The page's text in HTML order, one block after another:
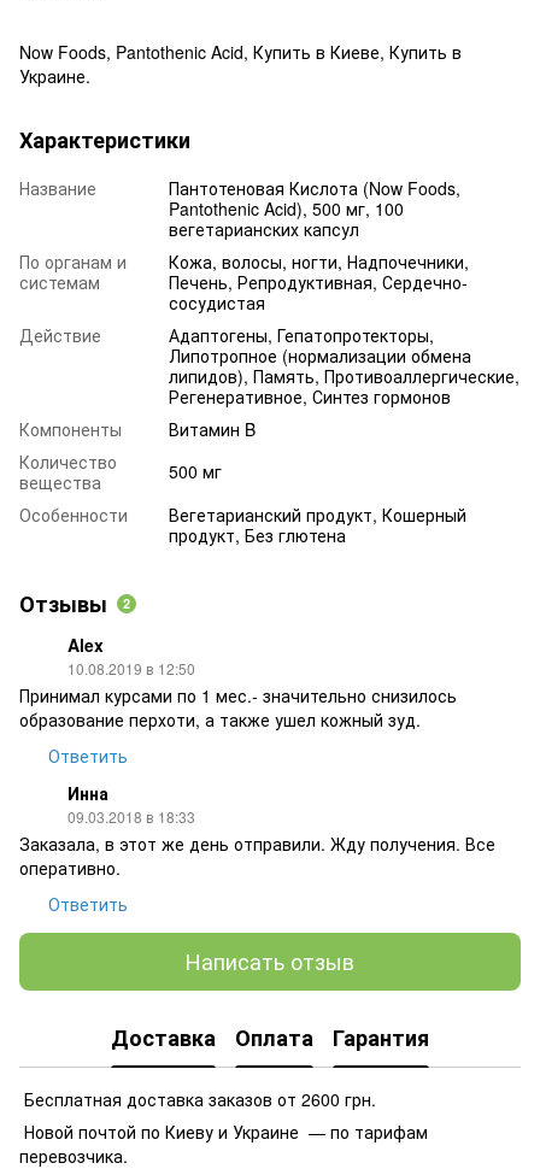
Now Foods, Pantothenic Acid, Купить в Киеве, Купить в
Украине.
Характеристики
Название
Пантотеновая Кислота (Now Foods,
Pantothenic Acid), 500 мг, 100
вегетарианских капсул
По органам и
системам
Кожа, волосы, ногти, Надпочечники,
Печень, Репродуктивная, Сердечно-
сосудистая
Действие
Адаптогены, Гепатопротекторы,
Липотропное (нормализации обмена
липидов), Память, Противоаллергические,
Регенеративное, Синтез гормонов
Компоненты
Витамин B
Количество
вещества
500 мг
Особенности
Вегетарианский продукт, Кошерный
продукт, Без глютена
Отзывы 2
Alex
10.08.2019 в 12:50
Принимал курсами по 1 мес.- значительно снизилось
образование перхоти, а также ушел кожный зуд.
Ответить
Инна
09.03.2018 в 18:33
Заказала, в этот же день отправили. Жду получения. Все
оперативно.
Ответить
Написать отзыв
Доставка Оплата Гарантия
Бесплатная доставка заказов от 2600 грн.
Новой почтой по Киеву и Украине — по тарифам
перевозчика.